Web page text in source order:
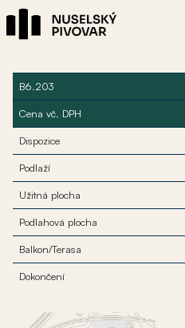
B6.203
Cena vč. DPH
Dispozice
Podlaží
Užitná plocha
Podlahová plocha
Balkon/Terasa
Dokončení